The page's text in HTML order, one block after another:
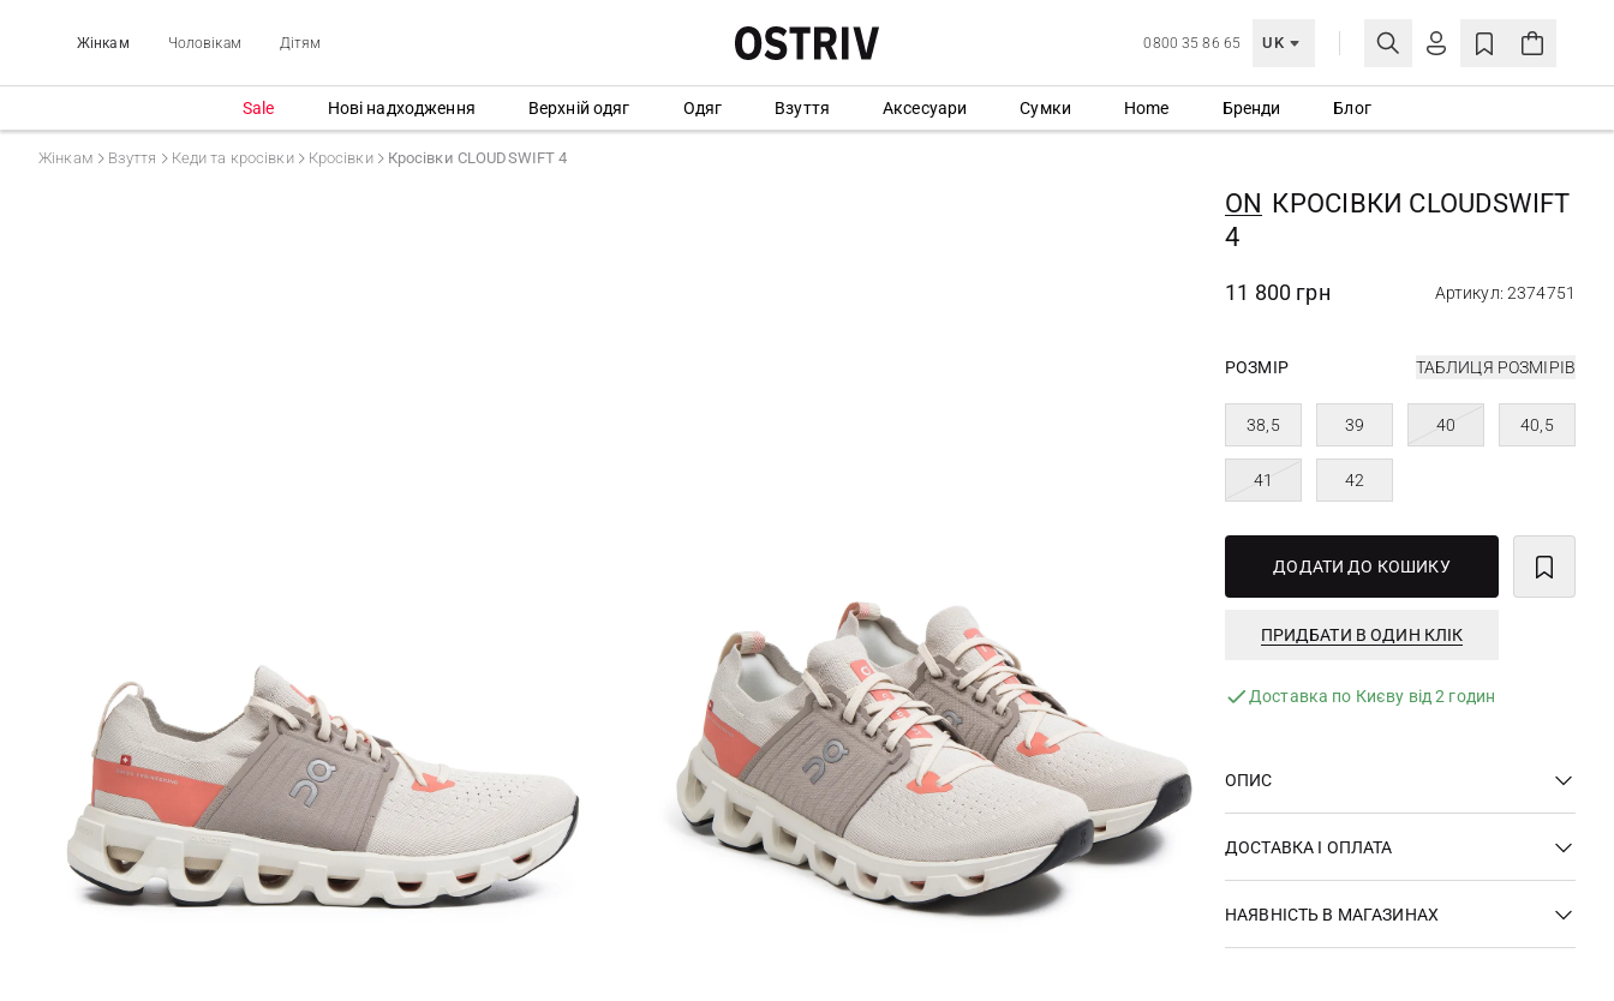
Жінкам Чоловікам Дітям 0800 35 86 65 UK
МОЯ ОБЛІКІВКА
Sale Нові надходження Верхній одяг Одяг Взуття Аксесуари Сумки Home Бренди Блог
Жінкам Взуття Кеди та кросівки Кросівки Кросівки CLOUDSWIFT 4
ON КРОСІВКИ CLOUDSWIFT
4
11 800 грн Артикул: 2374751
РОЗМІР ТАБЛИЦЯ РОЗМІРІВ
38,5 39 40 40,5
41 42
ДОДАТИ ДО КОШИКУ
ПРИДБАТИ В ОДИН КЛІК
Доставка по Києву від 2 годин
ОПИС
ДОСТАВКА І ОПЛАТА
НАЯВНІСТЬ В МАГАЗИНАХ